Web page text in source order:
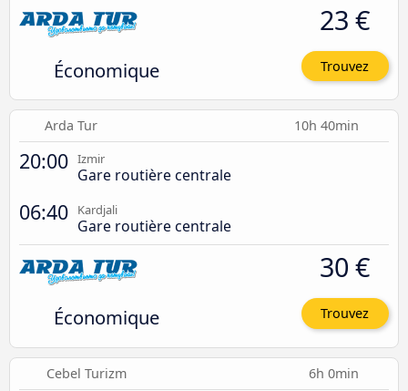
Économique
23 €
Trouvez
Arda Tur 10h 40min
20:00 Izmir
Gare routière centrale
06:40 Kardjali
Gare routière centrale
Économique
30 €
Trouvez
Cebel Turizm 6h 0min